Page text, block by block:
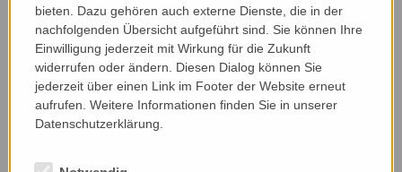
Erdkröten, Eidechsen, Rebhühner – sie alle
nehmen diese Rückzugsmöglichkeiten dankend
an.
Ackerraine werden stehen gelassen,
Trockensteinmauer angelegt, der Wald in Richtung
Plentarwald umgestaltet – das Motto des Betriebs
Lüdemann und ihrem Mann tatkräftig umgesetzt.
bieten. Dazu gehören auch externe Dienste, die in der
nachfolgenden Übersicht aufgeführt sind. Sie können Ihre
Einwilligung jederzeit mit Wirkung für die Zukunft
widerrufen oder ändern. Diesen Dialog können Sie
jederzeit über einen Link im Footer der Website erneut
aufrufen. Weitere Informationen finden Sie in unserer
Datenschutzerklärung.